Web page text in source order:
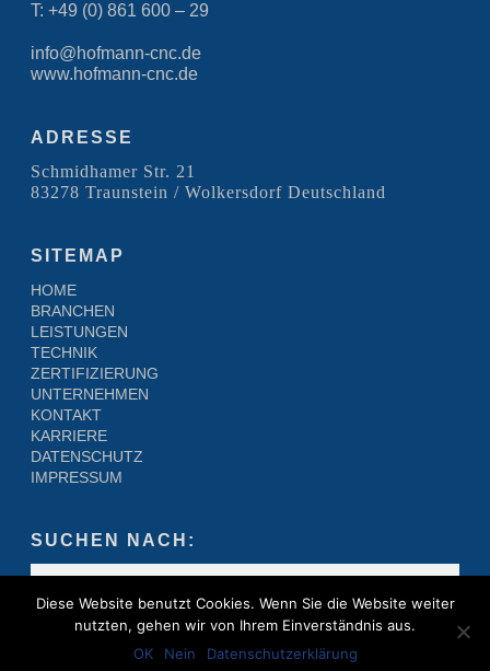
T: +49 (0) 861 600 – 29
info@hofmann-cnc.de
www.hofmann-cnc.de
ADRESSE
Schmidhamer Str. 21
83278 Traunstein / Wolkersdorf Deutschland
SITEMAP
HOME
BRANCHEN
LEISTUNGEN
TECHNIK
ZERTIFIZIERUNG
UNTERNEHMEN
KONTAKT
KARRIERE
DATENSCHUTZ
IMPRESSUM
SUCHEN NACH:
Diese Website benutzt Cookies. Wenn Sie die Website weiter
nutzten, gehen wir von Ihrem Einverständnis aus.
OK
Nein Datenschutzerklärung